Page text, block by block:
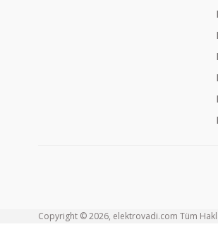
Copyright © 2026, elektrovadi.com Tüm